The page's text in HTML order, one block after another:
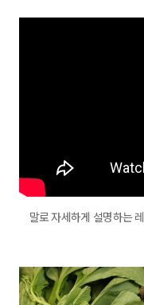
말로 자세하게 설명하는